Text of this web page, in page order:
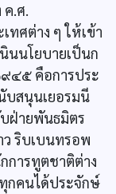
ค.ศ.
ศต่าง ๆ ให้เข้า
นนโยบายเป็นก
๔๕ คือการประ
บสนุนเยอรมนี
ฝ่ายพันธมิตร
ว ริบเบนทรอพ
การทูตชาติต่าง
กคนได้ประจักษ์